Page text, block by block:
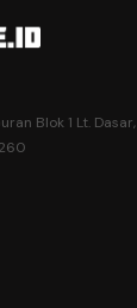
Blok 1 Lt. Dasar,